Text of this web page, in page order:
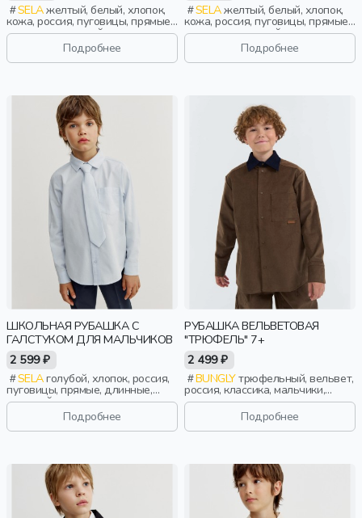
SELAжелтый, белый, хлопок,
кожа, россия, пуговицы, прямые,
длинные, длинный рукав,
застежка, складки, школа,
свободные, клетка, воротник,
классика, мальчики, дети
Подробнее
SELAжелтый, белый, хлопок,
кожа, россия, пуговицы, прямые,
длинные, длинный рукав,
застежка, складки, школа,
свободные, клетка, воротник,
классика, мальчики, дети
Подробнее
ШКОЛЬНАЯ РУБАШКА С
ГАЛСТУКОМ ДЛЯ МАЛЬЧИКОВ
2 599 ₽
SELAголубой, хлопок, россия,
пуговицы, прямые, длинные,
длинный рукав, застежка,
складки, школа, карман,
воротник, фактурные, классика,
мальчики, дети
Подробнее
РУБАШКА ВЕЛЬВЕТОВАЯ
"ТРЮФЕЛЬ" 7+
2 499 ₽
BUNGLYтрюфельный, вельвет,
россия, классика, мальчики,
школьники, подростки, дети
Подробнее